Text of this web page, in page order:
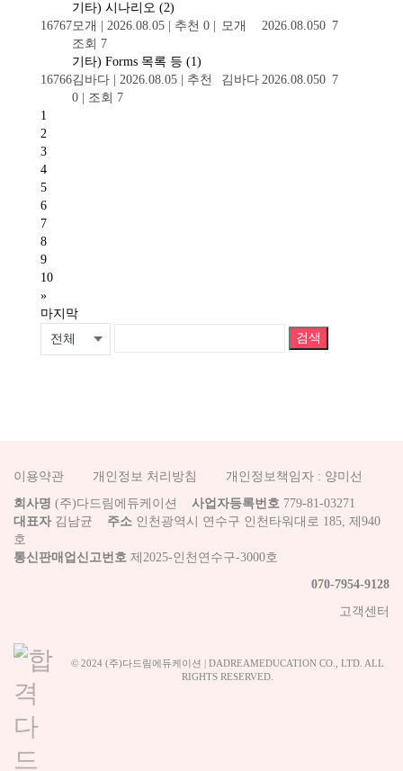
16767
기타) 시나리오 (2)
모개
2026.08.05 추천 0
조회 7
모개 2026.08.050 7
16766
기타) Forms 목록 등 (1)
김바다
2026.08.05
추천
0
조회 7
김바다 2026.08.050 7
1
2
3
4
5
6
7
8
9
10
»
마지막
검색
이용약관 개인정보 처리방침
개인정보책임자 : 양미선
회사명 (주)다드림에듀케이션 사업자등록번호 779-81-03271
대표자 김남균 주소 인천광역시 연수구 인천타워대로 185, 제940
호
통신판매업신고번호 제2025-인천연수구-3000호
070-7954-9128
고객센터
© 2024 (주)다드림에듀케이션 | DADREAMEDUCATION CO., LTD. ALL
RIGHTS RESERVED.